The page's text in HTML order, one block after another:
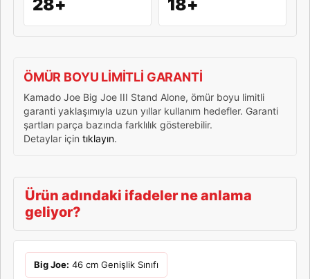
28+ 18+
ÖMÜR BOYU LİMİTLİ GARANTİ
Kamado Joe Big Joe III Stand Alone, ömür boyu limitli
garanti yaklaşımıyla uzun yıllar kullanım hedefler. Garanti
şartları parça bazında farklılık gösterebilir.
Detaylar için tıklayın.
Ürün adındaki ifadeler ne anlama
geliyor?
Big Joe: 46 cm Genişlik Sınıfı